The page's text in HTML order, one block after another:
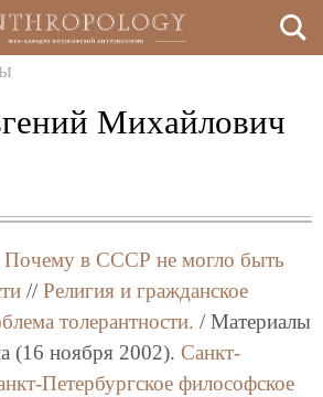
Михайлович
Почему в СССР не могло быть
// Религия и гражданское
толерантности. / Материалы
(16 ноября 2002). Санкт-
Петербургское философское